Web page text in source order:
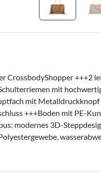
CrossbodyShopper +++2
mit
mit Metalldruckknopf
+++Boden mit PE-
modernes 3D-